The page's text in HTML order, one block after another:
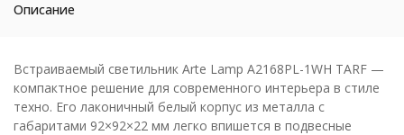
Описание
Встраиваемый светильник Arte Lamp A2168PL-1WH TARF —
компактное решение для современного интерьера в стиле
техно. Его лаконичный белый корпус из металла с
габаритами 92×92×22 мм легко впишется в подвесные